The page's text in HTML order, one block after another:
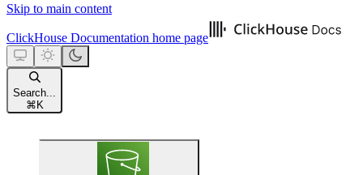
Skip to main content
ClickHouse Documentation home page
Search...
⌘ K